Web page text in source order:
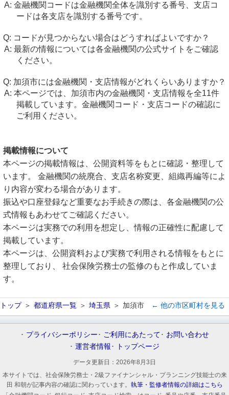
金融機関コードは金融機関全体を識別する番号、支店コ
ードは各支店を識別する番号です。
コードが見つからない場合はどうすればよいですか？
最新の情報については各金融機関の公式サイトをご確認
ください。
加須市には金融機関・支店情報がどれくらいありますか？
本ページでは、加須市内の金融機関・支店情報を全11件
掲載しています。金融機関コード・支店コードの確認に
ご利用ください。
掲載情報について
本ページの掲載情報は、公開資料等をもとに確認・整理して
います。 金融機関の統廃合、支店名称変更、組織再編等によ
り内容が変わる場合があります。
振込や口座登録など重要なお手続きの際は、各金融機関の公
式情報もあわせてご確認ください。
本ページは実務での利用を想定し、情報の正確性に配慮して
掲載しています。
本ページは、公開資料および実務で利用される情報をもとに
整理しており、 社会保険労務士の監修のもと作成していま
す。
トップ 都道府県一覧 埼玉県 加須市 ← 他の市区町村を見る
プライバシーポリシー ご利用にあたって
お問い合わせ
運営者情報
トップページ
データ更新日： 2026年8月3日
本サイトでは、社会保険労務士・2級ファイナンシャル・プランニング技能士の来
田 和朝が記事内容の確認に関わっています。 執筆・監修者情報の詳細はこちら